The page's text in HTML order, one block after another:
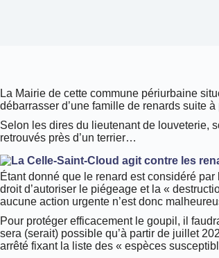
La Mairie de cette commune périurbaine
débarrasser d’une famille de renards suite
Selon les dires du lieutenant de louveterie,
retrouvés près d’un terrier…
Étant donné que le renard est considéré
droit d’autoriser le piégeage et la «
aucune action urgente n’est donc
Pour protéger efficacement le goupil, il
sera (serait) possible qu’à partir de juillet
arrêté fixant la liste des « espèces